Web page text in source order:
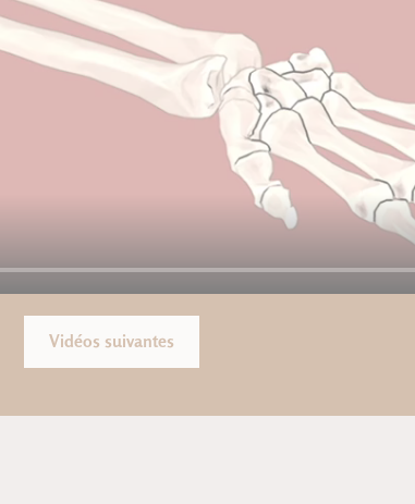
Vidéos suivantes